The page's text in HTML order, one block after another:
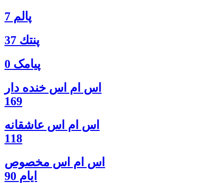
پالم 7
پنتك 37
پیامک 0
اس ام اس خنده دار
169
اس ام اس عاشقانه
118
اس ام اس مخصوص
ایام 90